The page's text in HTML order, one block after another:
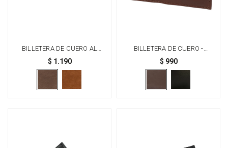
BILLETERA DE CUERO AL
CORTE - CHOCOLATE
$ 1.190
BILLETERA DE CUERO -
MARRÓN
$ 990